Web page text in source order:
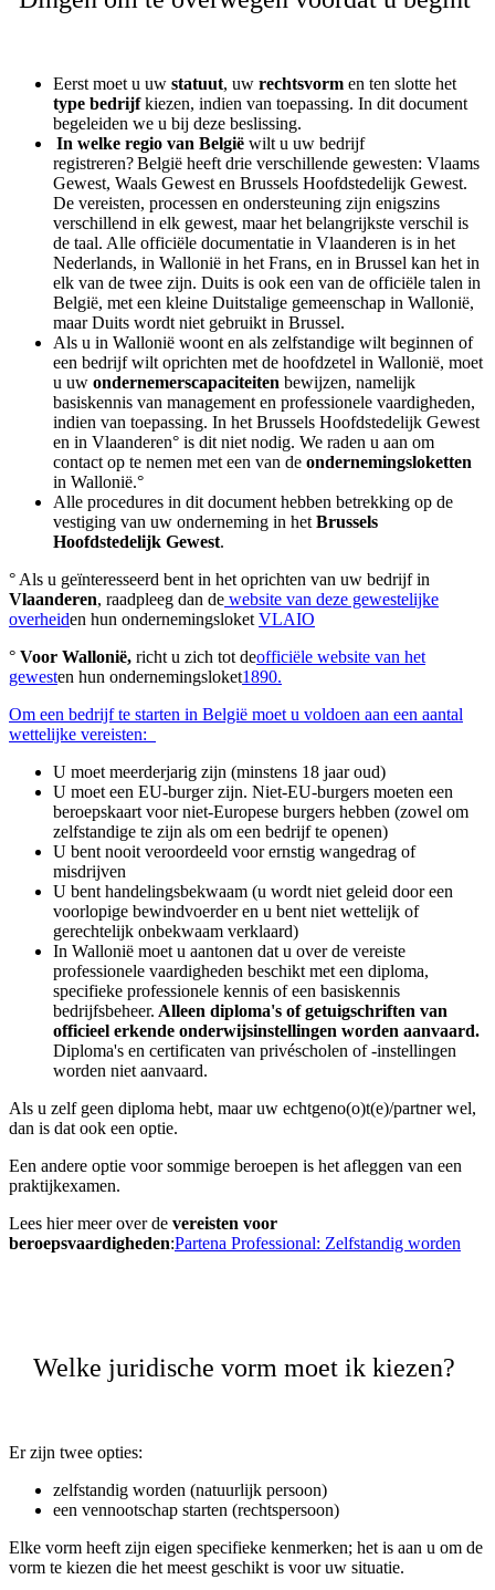
Eerst moet u uw statuut, uw rechtsvorm en ten slotte het
type bedrijfkiezen, indien van toepassing. In dit document
begeleiden we u bij deze beslissing.
In welke regio van België wilt u uw bedrijf
registreren? België heeft drie verschillende gewesten: Vlaams
Gewest, Waals Gewest en Brussels Hoofdstedelijk Gewest.
De vereisten, processen en ondersteuning zijn enigszins
verschillend in elk gewest, maar het belangrijkste verschil is
de taal. Alle officiële documentatie in Vlaanderen is in het
Nederlands, in Wallonië in het Frans, en in Brussel kan het in
elk van de twee zijn. Duits is ook een van de officiële talen in
België, met een kleine Duitstalige gemeenschap in Wallonië,
maar Duits wordt niet gebruikt in Brussel.
Als u in Wallonië woont en als zelfstandige wilt beginnen of
een bedrijf wilt oprichten met de hoofdzetel in Wallonië, moet
u uw ondernemerscapaciteiten bewijzen, namelijk
basiskennis van management en professionele vaardigheden,
indien van toepassing. In het Brussels Hoofdstedelijk Gewest
en in Vlaanderen° is dit niet nodig. We raden u aan om
contact op te nemen met een van de ondernemingsloketten
in Wallonië.°
Alle procedures in dit document hebben betrekking op de
vestiging van uw onderneming in het Brussels
Hoofdstedelijk Gewest.
° Als u geïnteresseerd bent in het oprichten van uw bedrijf in
Vlaanderen, raadpleeg dan de website van deze gewestelijke
overheiden hun ondernemingsloket VLAIO
° Voor Wallonië, richt u zich tot deofficiële website van het
gewesten hun ondernemingsloket1890.
Om een bedrijf te starten in België moet u voldoen aan een aantal
wettelijke vereisten:
U moet meerderjarig zijn (minstens 18 jaar oud)
U moet een EU-burger zijn. Niet-EU-burgers moeten een
beroepskaart voor niet-Europese burgers hebben (zowel om
zelfstandige te zijn als om een bedrijf te openen)
U bent nooit veroordeeld voor ernstig wangedrag of
misdrijven
U bent handelingsbekwaam (u wordt niet geleid door een
voorlopige bewindvoerder en u bent niet wettelijk of
gerechtelijk onbekwaam verklaard)
In Wallonië moet u aantonen dat u over de vereiste
professionele vaardigheden beschikt met een diploma,
specifieke professionele kennis of een basiskennis
bedrijfsbeheer. Alleen diploma's of getuigschriften van
officieel erkende onderwijsinstellingen worden aanvaard.
Diploma's en certificaten van privéscholen of -instellingen
worden niet aanvaard.
Als u zelf geen diploma hebt, maar uw echtgeno(o)t(e)/partner wel,
dan is dat ook een optie.
Een andere optie voor sommige beroepen is het afleggen van een
praktijkexamen.
Lees hier meer over de vereisten voor
beroepsvaardigheden:Partena Professional: Zelfstandig worden
Welke juridische vorm moet ik kiezen?
Er zijn twee opties:
zelfstandig worden (natuurlijk persoon)
een vennootschap starten (rechtspersoon)
Elke vorm heeft zijn eigen specifieke kenmerken; het is aan u om de
vorm te kiezen die het meest geschikt is voor uw situatie.